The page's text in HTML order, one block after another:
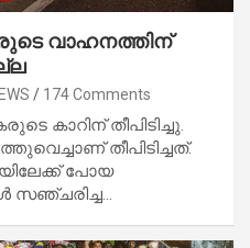
വാഹനത്തിന്
174 Comments
കാറിന് തീപിടിച്ചു.
തീപിടിച്ചത്.
പോയ
സഞ്ചരിച്ച…